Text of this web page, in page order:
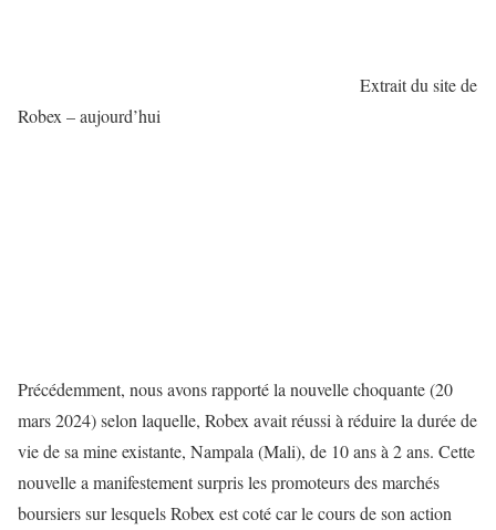
Extrait du site de
Robex – aujourd’hui
Précédemment, nous avons rapporté la nouvelle choquante (20
mars 2024) selon laquelle, Robex avait réussi à réduire la durée de
vie de sa mine existante, Nampala (Mali), de 10 ans à 2 ans. Cette
nouvelle a manifestement surpris les promoteurs des marchés
boursiers sur lesquels Robex est coté car le cours de son action